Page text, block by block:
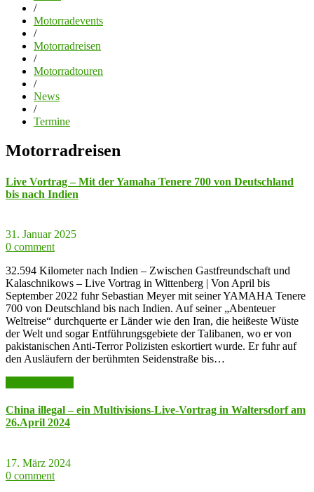
/
Motorradevents
/
Motorradreisen
/
Motorradtouren
/
News
/
Termine
Motorradreisen
Live Vortrag – Mit der Yamaha Tenere 700 von Deutschland
bis nach Indien
31. Januar 2025
0 comment
32.594 Kilometer nach Indien – Zwischen Gastfreundschaft und
Kalaschnikows – Live Vortrag in Wittenberg | Von April bis
September 2022 fuhr Sebastian Meyer mit seiner YAMAHA Tenere
700 von Deutschland bis nach Indien. Auf seiner „Abenteuer
Weltreise“ durchquerte er Länder wie den Iran, die heißeste Wüste
der Welt und sogar Entführungsgebiete der Talibanen, wo er von
pakistanischen Anti-Terror Polizisten eskortiert wurde. Er fuhr auf
den Ausläufern der berühmten Seidenstraße bis…
China illegal – ein Multivisions-Live-Vortrag in Waltersdorf am
26.April 2024
17. März 2024
0 comment